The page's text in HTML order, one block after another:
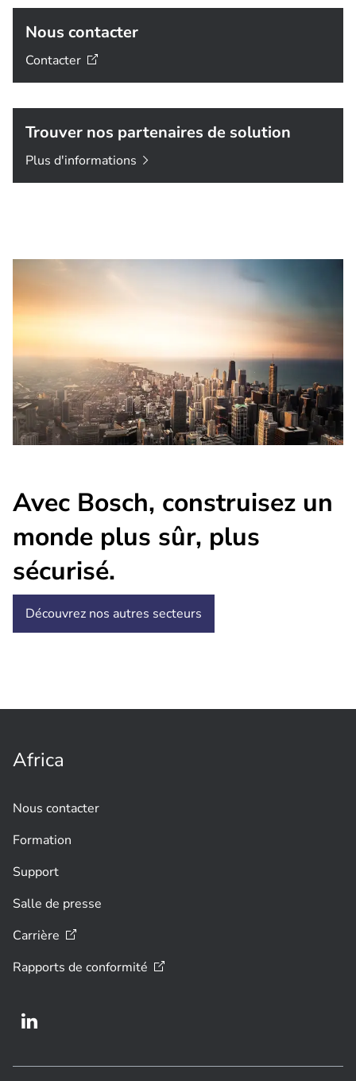
Nous contacter
Contacter
Trouver nos partenaires de solution
Plus d'informations
Avec Bosch, construisez un
monde plus sûr, plus
sécurisé.
Découvrez nos autres secteurs
Africa
Nous contacter
Formation
Support
Salle de presse
Carrière
Rapports de conformité